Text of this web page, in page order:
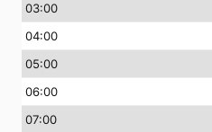
03:00
04:00
05:00
06:00
07:00